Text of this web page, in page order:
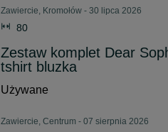
Zawiercie, Kromołów - 30 lipca 2026
80
Zestaw komplet Dear
tshirt bluzka
Używane
Zawiercie, Centrum - 07 sierpnia 2026